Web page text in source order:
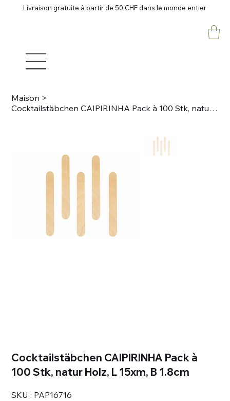
Livraison gratuite à partir de 50 CHF dans le monde entier
Maison >
Cocktailstäbchen CAIPIRINHA Pack à 100 Stk, natur Holz, L 15xm, B 1.8cm
Cocktailstäbchen CAIPIRINHA Pack à
100 Stk, natur Holz, L 15xm, B 1.8cm
SKU : SKU
PAP16716
PAP16716